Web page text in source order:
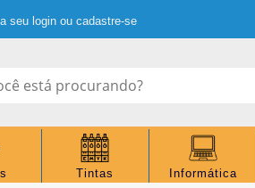
seu login ou cadastre-se
Tintas Informática